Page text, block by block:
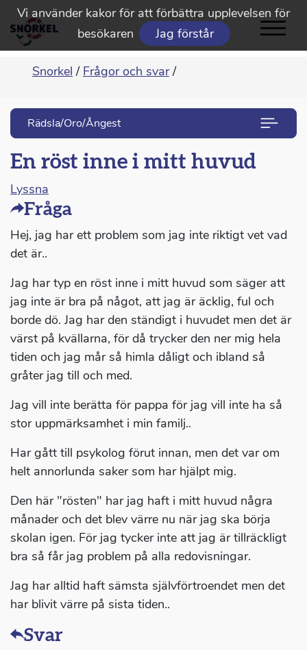
Vi använder kakor för att förbättra upplevelsen för
besökaren
Jag förstår
Snorkel / Frågor och svar /
Rädsla/Oro/Ångest
En röst inne i mitt huvud
Lyssna
Fråga
Hej, jag har ett problem som jag inte riktigt vet vad
det är..
Jag har typ en röst inne i mitt huvud som säger att
jag inte är bra på något, att jag är äcklig, ful och
borde dö. Jag har den ständigt i huvudet men det är
värst på kvällarna, för då trycker den ner mig hela
tiden och jag mår så himla dåligt och ibland så
gråter jag till och med.
Jag vill inte berätta för pappa för jag vill inte ha så
stor uppmärksamhet i min familj..
Har gått till psykolog förut innan, men det var om
helt annorlunda saker som har hjälpt mig.
Den här "rösten" har jag haft i mitt huvud några
månader och det blev värre nu när jag ska börja
skolan igen. För jag tycker inte att jag är tillräckligt
bra så får jag problem på alla redovisningar.
Jag har alltid haft sämsta självförtroendet men det
har blivit värre på sista tiden..
Svar